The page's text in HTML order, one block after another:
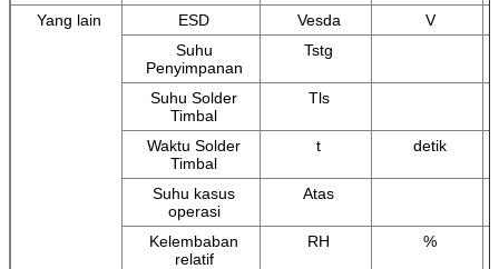
Yang lain ESD Vesda
V
Suhu
Penyimpanan
Tstg
Suhu Solder
Timbal
Tls
Waktu Solder
Timbal
t detik
Suhu kasus
operasi
Atas
Kelembaban
relatif
RH %